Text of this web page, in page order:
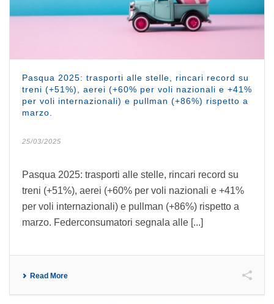
Pasqua 2025: trasporti alle stelle, rincari record su
treni (+51%), aerei (+60% per voli nazionali e +41%
per voli internazionali) e pullman (+86%) rispetto a
marzo.
25/03/2025
Pasqua 2025: trasporti alle stelle, rincari record su
treni (+51%), aerei (+60% per voli nazionali e +41%
per voli internazionali) e pullman (+86%) rispetto a
marzo. Federconsumatori segnala alle [...]
Read More